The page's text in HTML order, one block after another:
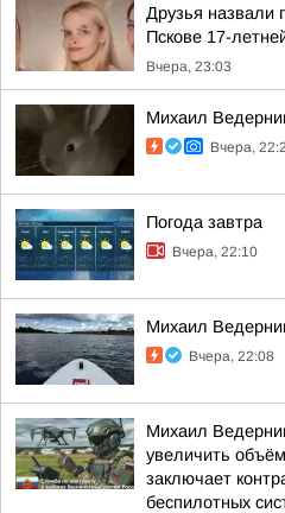
Друзья назвали
Пскове 17-
Вчера, 23:03
Михаил
Вчера,
Погода завтра
Вчера, 22:10
Михаил
Вчера, 22:08
Михаил
увеличить
заключает
беспилотных